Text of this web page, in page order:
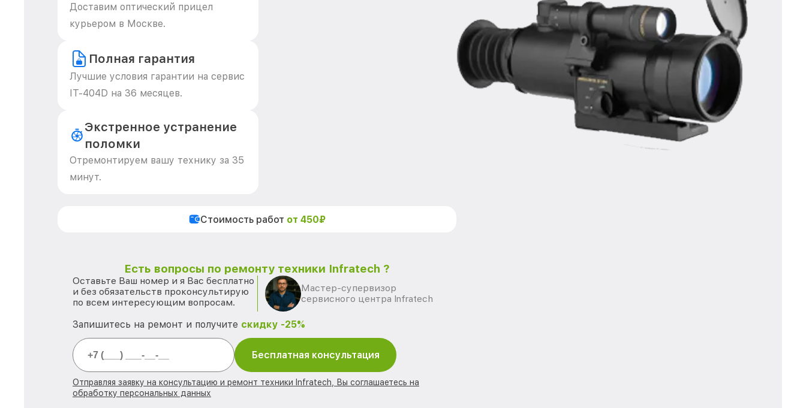
Доставим оптический прицел
курьером в Москве.
Полная гарантия
Лучшие условия гарантии на сервис
IT-404D на 36 месяцев.
Экстренное устранение
поломки
Отремонтируем вашу технику за 35
минут.
Стоимость работ от 450₽
Есть вопросы по ремонту техники Infratech ?
Оставьте Ваш номер и я Вас бесплатно
и без обязательств проконсультирую
по всем интересующим вопросам.
Мастер-супервизор
сервисного центра Infratech
Запишитесь на ремонт и получите скидку -25%
Бесплатная консультация
Отправляя заявку на консультацию и ремонт техники Infratech, Вы соглашаетесь на
обработку персональных данных